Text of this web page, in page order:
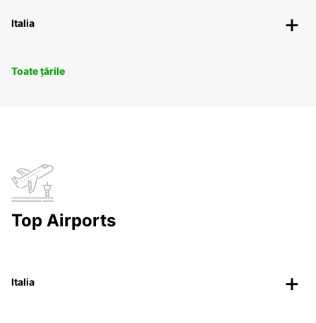
Italia
Toate țările
Top Airports
Italia